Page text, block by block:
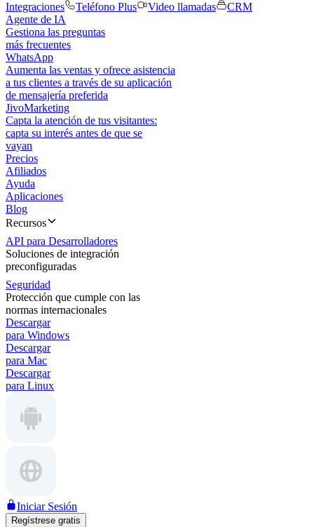
Integraciones
Teléfono Plus Video llamadas
CRM
Agente de IA
Gestiona las preguntas
más frecuentes
WhatsApp
Aumenta las ventas y ofrece asistencia
a tus clientes a través de su aplicación
de mensajería preferida
JivoMarketing
Capta la atención de tus visitantes:
capta su interés antes de que se
vayan
Precios
Afiliados
Ayuda
Aplicaciones
Blog
Recursos
API para Desarrolladores
Soluciones de integración
preconfiguradas
Seguridad
Protección que cumple con las
normas internacionales
Descargar
para Windows
Descargar
para Mac
Descargar
para Linux
Iniciar Sesión
Regístrese gratis